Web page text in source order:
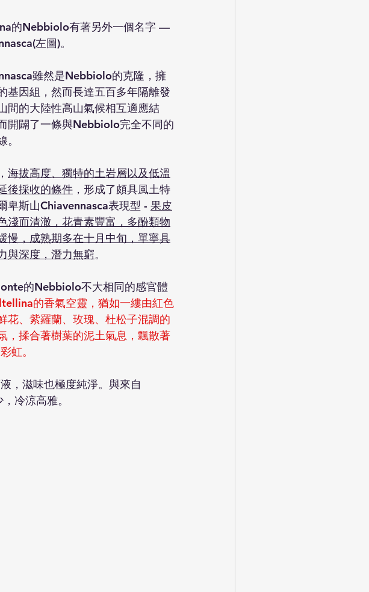
的Nebbiolo有著另外一個名字 —
左圖)。
雖然是Nebbiolo的克隆，擁
基因組，然而長達五百多年隔離發
間的大陸性高山氣候相互適應結
開闢了一條與Nebbiolo完全不同的
海拔高度、獨特的土岩層以及低溫
後採收的條件 ，形成了頗具風土特
卑斯山Chiavennasca表現型 - 果皮
淺而清澈，花青素豐富，多酚類物
慢，成熟期多在十月中旬，單寧具
與深度，潛力無窮。
的Nebbiolo不大相同的感官體
的香氣空靈，猶如一縷由紅色
花、紫羅蘭、玫瑰、杜松子混調的
，揉合著樹葉的泥土氣息，飄散著
虹。
，滋味也極度純淨。與來自
冷涼高雅。